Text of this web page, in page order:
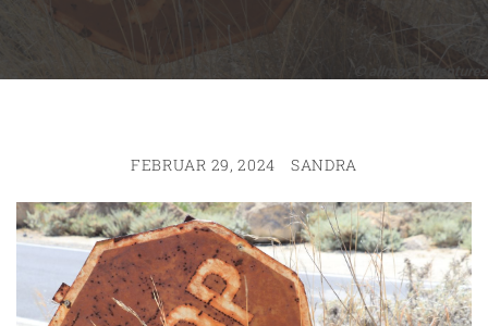
FEBRUAR 29, 2024 SANDRA